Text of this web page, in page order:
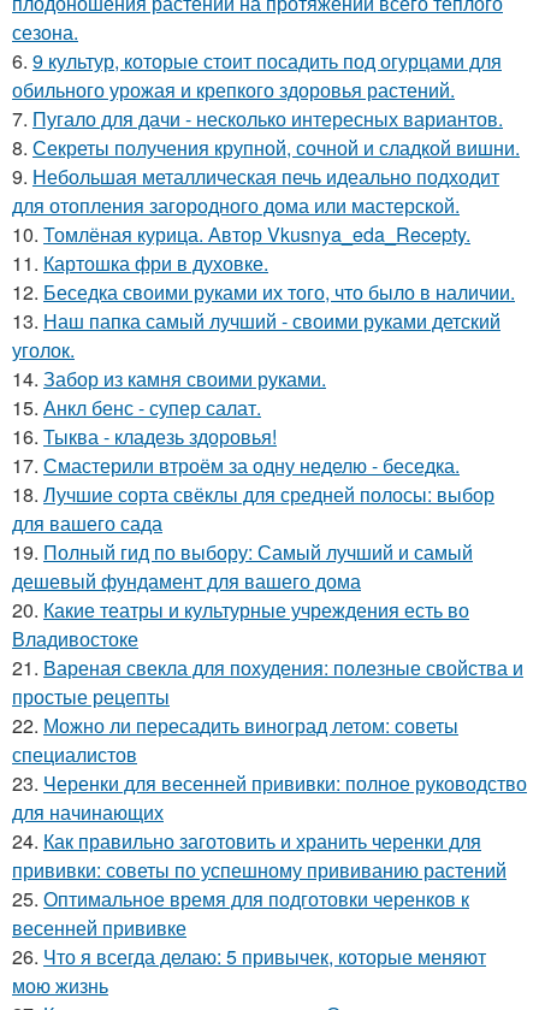
сезона.
6. 9 культур, которые стоит посадить под огурцами для
обильного урожая и крепкого здоровья растений.
7. Пугало для дачи - несколько интересных вариантов.
8. Секреты получения крупной, сочной и сладкой вишни.
9. Небольшая металлическая печь идеально подходит
для отопления загородного дома или мастерской.
10. Томлёная курица. Автор Vkusnya_eda_Recepty.
11. Картошка фри в духовке.
12. Беседка своими руками их того, что было в наличии.
13. Наш папка самый лучший - своими руками детский
уголок.
14. Забор из камня своими руками.
15. Анкл бенс - супер салат.
16. Тыква - кладезь здоровья!
17. Смастерили втроём за одну неделю - беседка.
18. Лучшие сорта свёклы для средней полосы: выбор
для вашего сада
19. Полный гид по выбору: Самый лучший и самый
дешевый фундамент для вашего дома
20. Какие театры и культурные учреждения есть во
Владивостоке
21. Вареная свекла для похудения: полезные свойства и
простые рецепты
22. Можно ли пересадить виноград летом: советы
специалистов
23. Черенки для весенней прививки: полное руководство
для начинающих
24. Как правильно заготовить и хранить черенки для
прививки: советы по успешному прививанию растений
25. Оптимальное время для подготовки черенков к
весенней прививке
26. Что я всегда делаю: 5 привычек, которые меняют
мою жизнь